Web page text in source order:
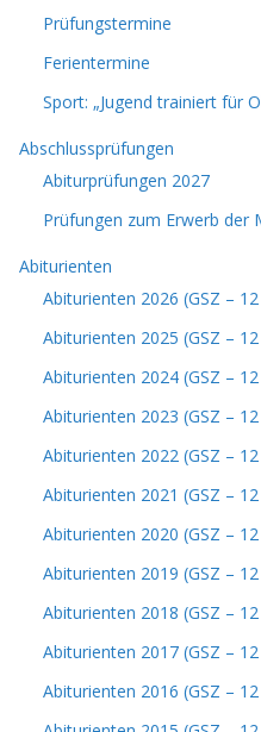
Prüfungstermine
Ferientermine
Sport: „Jugend trainiert für
Abschlussprüfungen
Abiturprüfungen 2027
Prüfungen zum Erwerb der
Abiturienten
Abiturienten 2026 (GSZ – 12
Abiturienten 2025 (GSZ – 12
Abiturienten 2024 (GSZ – 12
Abiturienten 2023 (GSZ – 12
Abiturienten 2022 (GSZ – 12
Abiturienten 2021 (GSZ – 12
Abiturienten 2020 (GSZ – 12
Abiturienten 2019 (GSZ – 12
Abiturienten 2018 (GSZ – 12
Abiturienten 2017 (GSZ – 12
Abiturienten 2016 (GSZ – 12